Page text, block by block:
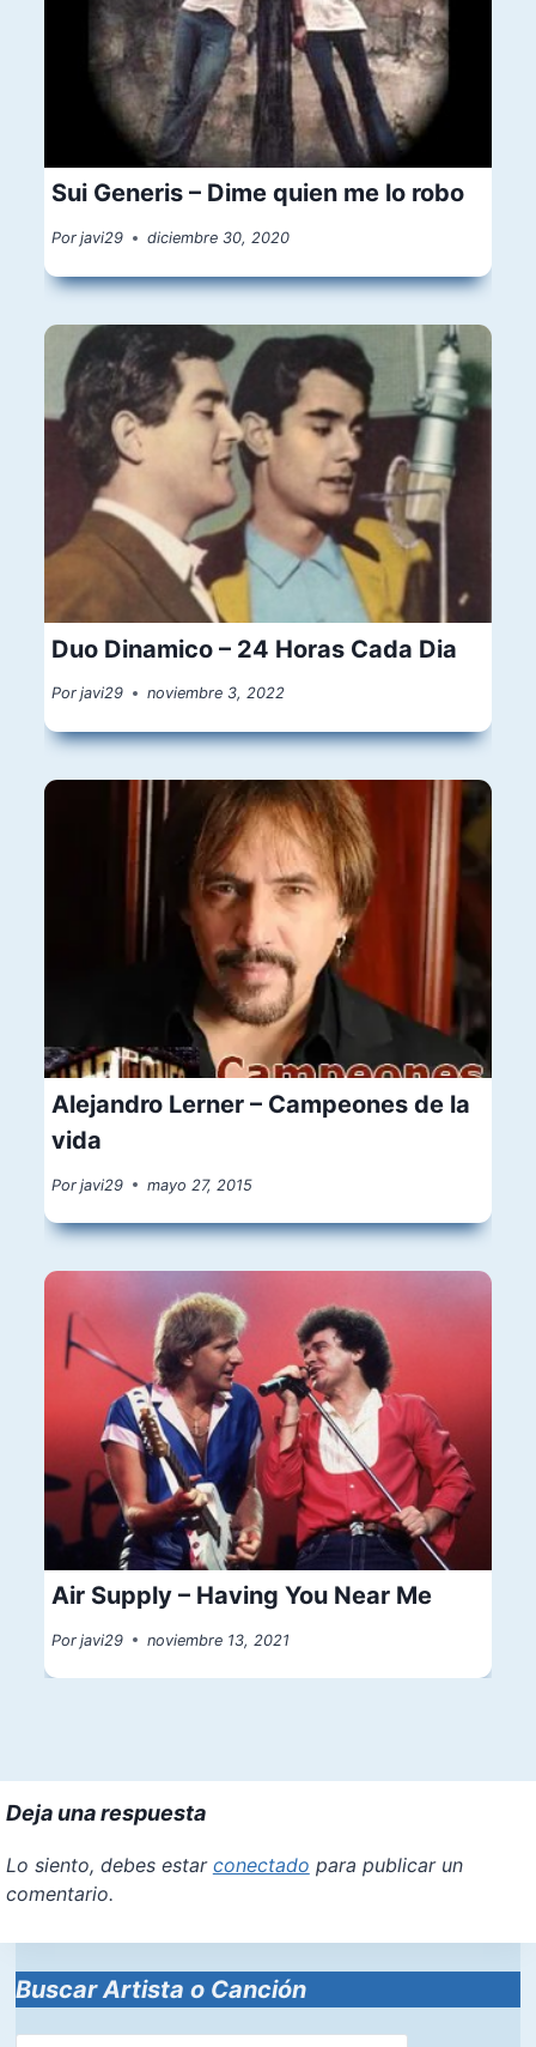
Sui Generis – Dime quien me lo robo
Por javi29 diciembre 30, 2020
Duo Dinamico – 24 Horas Cada Dia
Por javi29 noviembre 3, 2022
Alejandro Lerner – Campeones de la
vida
Por javi29 mayo 27, 2015
Air Supply – Having You Near Me
Por javi29 noviembre 13, 2021
Deja una respuesta
Lo siento, debes estar conectado para publicar un
comentario.
Buscar Artista o Canción